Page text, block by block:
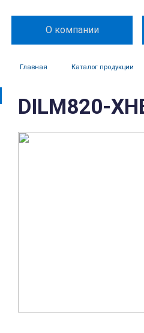
О компании
Главная Каталог продукции
DILM820-